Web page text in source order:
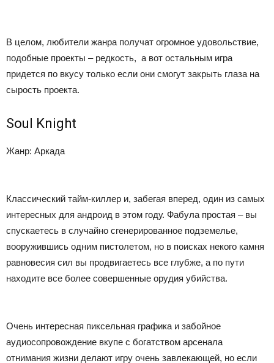
В целом, любители жанра получат огромное удовольствие,
подобные проекты – редкость, а вот остальным игра
придется по вкусу только если они смогут закрыть глаза на
сырость проекта.
Soul Knight
Жанр: Аркада
Классический тайм-киллер и, забегая вперед, один из самых
интересных для андроид в этом году. Фабула простая – вы
спускаетесь в случайно сгенерированное подземелье,
вооружившись одним пистолетом, но в поисках некого камня
равновесия сил вы продвигаетесь все глубже, а по пути
находите все более совершенные орудия убийства.
Очень интересная пиксельная графика и забойное
аудиосопровождение вкупе с богатством арсенала
отнимания жизни делают игру очень завлекающей, но если